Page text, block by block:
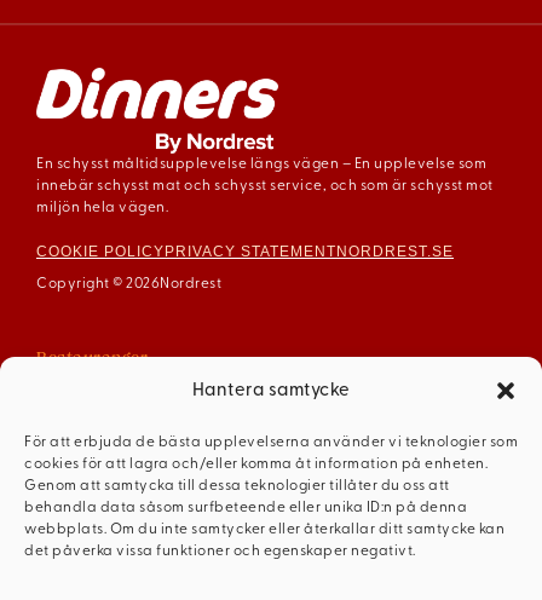
Hantera samtycke
För att erbjuda de bästa upplevelserna använder vi teknologier som
cookies för att lagra och/eller komma åt information på enheten.
Genom att samtycka till dessa teknologier tillåter du oss att
behandla data såsom surfbeteende eller unika ID:n på denna
webbplats. Om du inte samtycker eller återkallar ditt samtycke kan
det påverka vissa funktioner och egenskaper negativt.
En schysst måltidsupplevelse längs vägen – En upplevelse som
innebär schysst mat och schysst service, och som är schysst mot
miljön hela vägen.
COOKIE POLICY PRIVACY STATEMENT NORDREST.SE
Copyright © 2026 Nordrest
Restauranger
Gävle
Mariestad
Mellerud
Ödeshög